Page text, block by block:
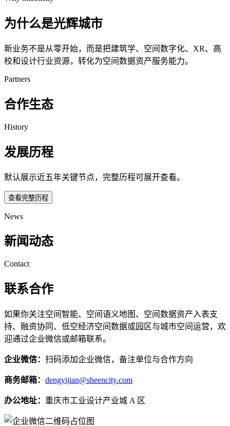
为什么是光辉城市
新业务不是从零开始，而是把建筑学、空间数字化、XR、高
校和设计行业资源，转化为空间数据资产服务能力。
Partners
合作生态
History
发展历程
默认展示近五年关键节点，完整历程可展开查看。
查看完整历程
News
新闻动态
Contact
联系合作
如果你关注空间智能、空间语义地图、空间数据资产入表支
持、融资协同、低空经济空间数据或园区与城市空间运营，欢
迎通过企业微信或邮箱联系。
企业微信： 扫码添加企业微信，备注单位与合作方向
商务邮箱： dengyijian@sheencity.com
办公地址： 重庆市工业设计产业城 A 区